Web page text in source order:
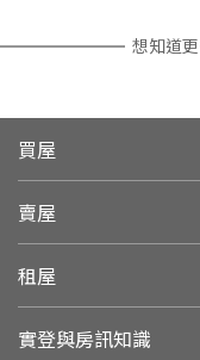
想知道
買屋
賣屋
租屋
實登與房訊知識